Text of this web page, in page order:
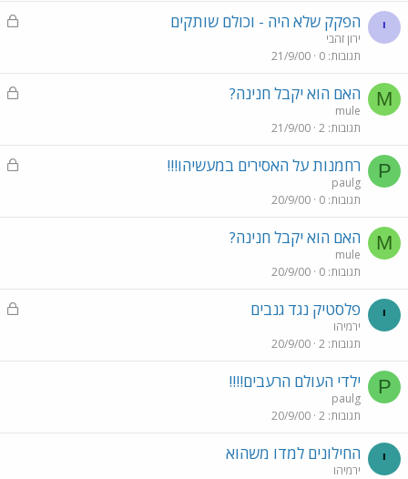
י
נ
הפקק שלא היה - וכולם שותקים
ירון זהבי
תגובות 0
21/9/00
M
נ
האם הוא יקבל חנינה?
mule
תגובות 2
21/9/00
P
נ
רחמנות על האסירים במעשיהו!!!
paulg
תגובות 0
20/9/00
M האם הוא יקבל חנינה?
mule
תגובות 0
20/9/00
י
נ
פלסטיק נגד גנבים
ירמיהו
תגובות 2
20/9/00
P ילדי העולם הרעבים!!!!
paulg
תגובות 2
20/9/00
י החילונים למדו משהוא
ירמיהו